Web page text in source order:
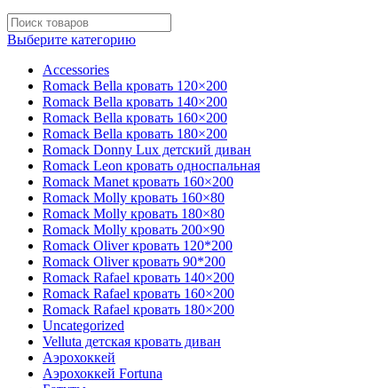
Выберите категорию
Accessories
Romack Bella кровать 120×200
Romack Bella кровать 140×200
Romack Bella кровать 160×200
Romack Bella кровать 180×200
Romack Donny Lux детский диван
Romack Leon кровать односпальная
Romack Manet кровать 160×200
Romack Molly кровать 160×80
Romack Molly кровать 180×80
Romack Molly кровать 200×90
Romack Oliver кровать 120*200
Romack Oliver кровать 90*200
Romack Rafael кровать 140×200
Romack Rafael кровать 160×200
Romack Rafael кровать 180×200
Uncategorized
Velluta детская кровать диван
Аэрохоккей
Аэрохоккей Fortuna